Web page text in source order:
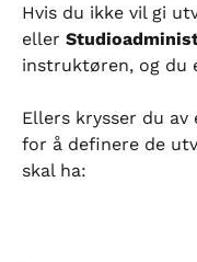
Hvis du ikke vil gi
eller
instruktøren, og du
Ellers krysser du
for å definere de
skal ha: